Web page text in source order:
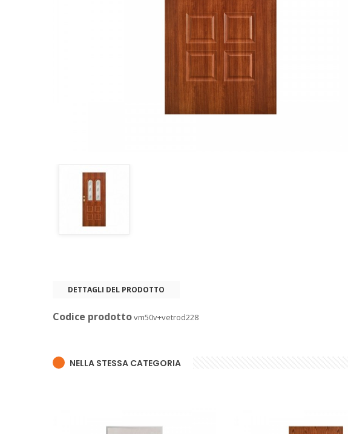
DETTAGLI DEL PRODOTTO
Codice prodottovm50v+vetrod228
NELLA STESSA CATEGORIA